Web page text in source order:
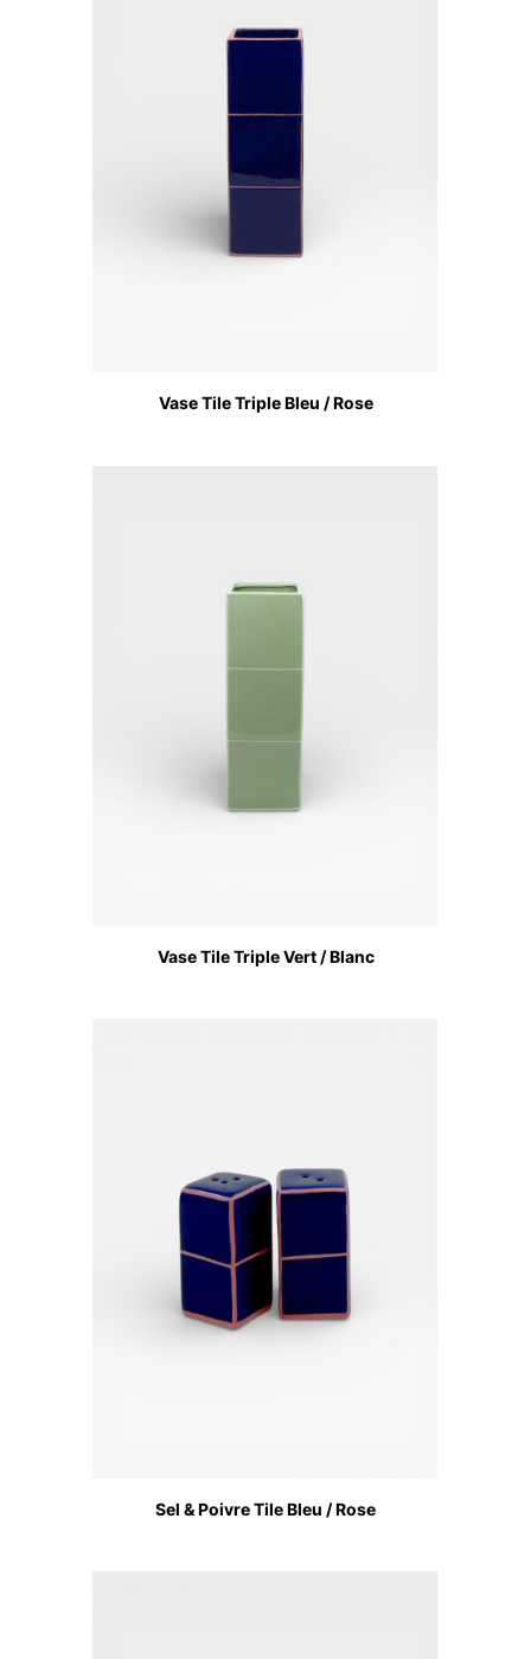
Vase Tile Triple Bleu / Rose
Vase Tile Triple Vert / Blanc
Sel & Poivre Tile Bleu / Rose